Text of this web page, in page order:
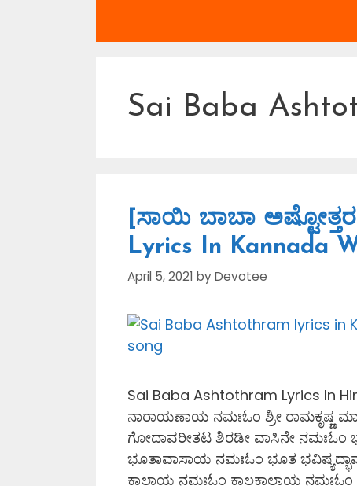
Sai Baba
[ಸಾಯಿ ಬಾಬಾ
Lyrics In Kannada
April 5, 2021 byDevotee
Sai Baba Ashtothram Lyrics In
ನಾರಾಯಣಾಯ ನಮಃಓಂ ಶ್ರೀ ರಾಮಕೃಷ್ಣ
ಗೋದಾವರೀತಟ ಶಿರಡೀ ವಾಸಿನೇ ನಮಃಓಂ
ಭೂತಾವಾಸಾಯ ನಮಃಓಂ ಭೂತ
ಕಾಲಾಯ ನಮಃಓಂ ಕಾಲಕಾಲಾಯ